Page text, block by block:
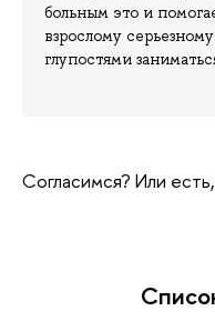
больным это и
взрослому
глупостями
Согласимся? Или